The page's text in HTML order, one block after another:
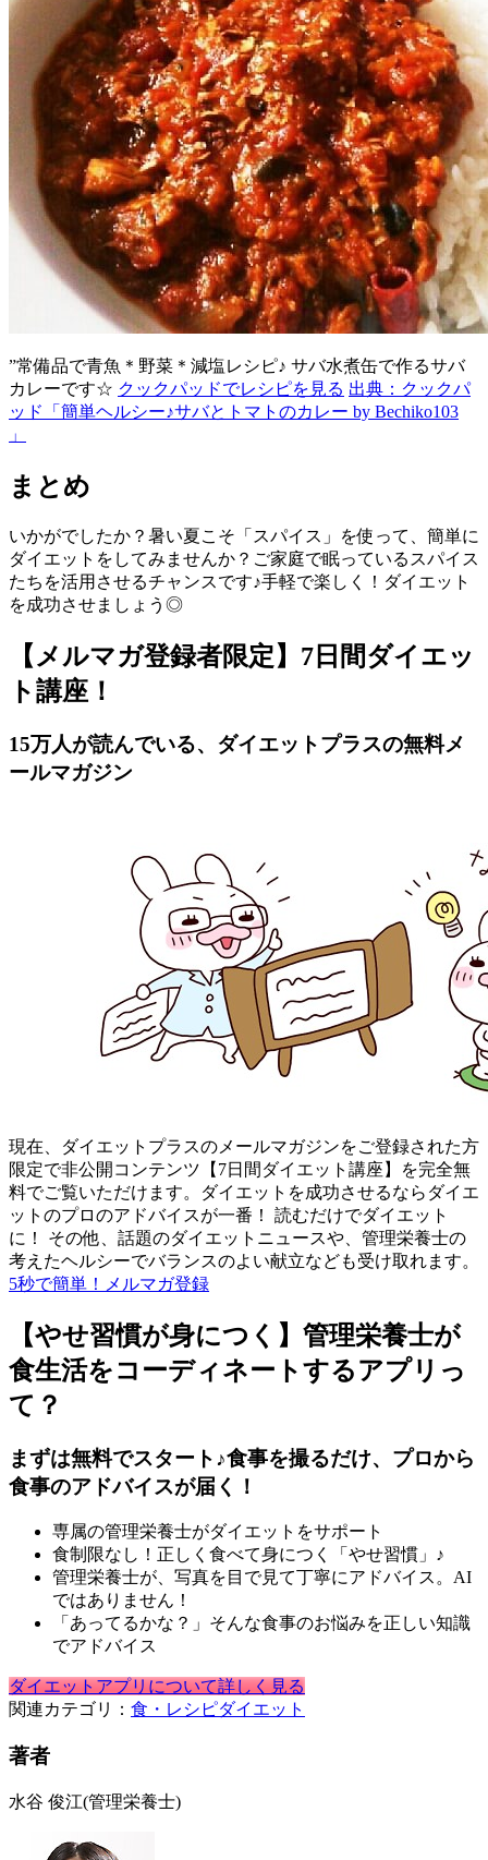
”常備品で青魚＊野菜＊減塩レシピ♪ サバ水煮缶で作るサバ
カレーです☆ クックパッドでレシピを見る 出典：クックパ
ッド「簡単ヘルシー♪サバとトマトのカレー by Bechiko103
」
まとめ
いかがでしたか？暑い夏こそ「スパイス」を使って、簡単に
ダイエットをしてみませんか？ご家庭で眠っているスパイス
たちを活用させるチャンスです♪手軽で楽しく！ダイエット
を成功させましょう◎
【メルマガ登録者限定】7日間ダイエッ
ト講座！
15万人が読んでいる、ダイエットプラスの無料メ
ールマガジン
現在、ダイエットプラスのメールマガジンをご登録された方
限定で非公開コンテンツ【7日間ダイエット講座】を完全無
料でご覧いただけます。ダイエットを成功させるならダイエ
ットのプロのアドバイスが一番！ 読むだけでダイエット
に！ その他、話題のダイエットニュースや、管理栄養士の
考えたヘルシーでバランスのよい献立なども受け取れます。
5秒で簡単！メルマガ登録
【やせ習慣が身につく】管理栄養士が
食生活をコーディネートするアプリっ
て？
まずは無料でスタート♪食事を撮るだけ、プロから
食事のアドバイスが届く！
専属の管理栄養士がダイエットをサポート
食制限なし！正しく食べて身につく「やせ習慣」♪
管理栄養士が、写真を目で見て丁寧にアドバイス。AI
ではありません！
「あってるかな？」そんな食事のお悩みを正しい知識
でアドバイス
ダイエットアプリについて詳しく見る
関連カテゴリ： 食・レシピダイエット
著者
水谷 俊江(管理栄養士)